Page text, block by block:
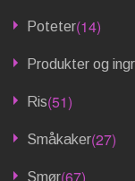
Poteter(14)
Produkter og
Ris(51)
Småkaker(27)
Smør(67)